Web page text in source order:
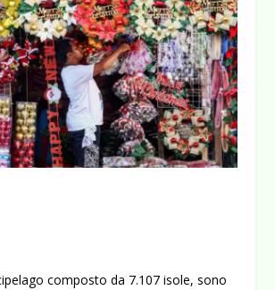
composto da 7.107 isole, sono